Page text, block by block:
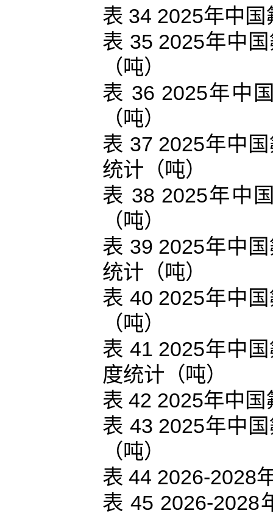
表 34 2025年中
表 35 2025年中
（吨）
表 36 2025年中
（吨）
表 37 2025年中
统计（吨）
表 38 2025年中
（吨）
表 39 2025年中
统计（吨）
表 40 2025年中
（吨）
表 41 2025年中
度统计（吨）
表 42 2025年中
表 43 2025年中
（吨）
表 44 2026-2028
表 45 2026-2028